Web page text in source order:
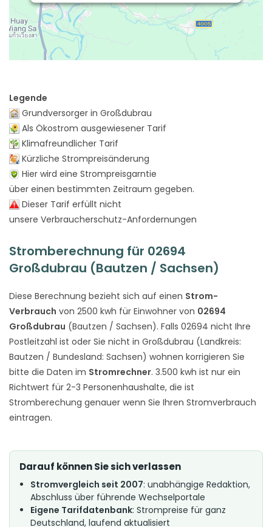
Legende
Grundversorger in Großdubrau
Als Ökostrom ausgewiesener Tarif
Klimafreundlicher Tarif
Kürzliche Strompreisänderung
Hier wird eine Strompreisgarntie
über einen bestimmten Zeitraum gegeben.
Dieser Tarif erfüllt nicht
unsere Verbraucherschutz-Anfordernungen
Stromberechnung für 02694
Großdubrau (Bautzen / Sachsen)
Diese Berechnung bezieht sich auf einen Strom-
Verbrauch von 2500 kwh für Einwohner von 02694
Großdubrau (Bautzen / Sachsen). Falls 02694 nicht Ihre
Postleitzahl ist oder Sie nicht in Großdubrau (Landkreis:
Bautzen / Bundesland: Sachsen) wohnen korrigieren Sie
bitte die Daten im Stromrechner. 3.500 kwh ist nur ein
Richtwert für 2-3 Personenhaushalte, die ist
Stromberechung genauer wenn Sie Ihren Stromverbrauch
eintragen.
Darauf können Sie sich verlassen
Stromvergleich seit 2007: unabhängige Redaktion,
Abschluss über führende Wechselportale
Eigene Tarifdatenbank: Strompreise für ganz
Deutschland, laufend aktualisiert